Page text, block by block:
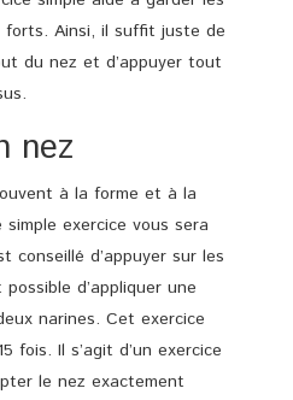
Ainsi, il suffit juste de
du nez et d’appuyer tout
nez
à la forme et à la
exercice vous sera
conseillé d’appuyer sur les
d’appliquer une
narines. Cet exercice
fois. Il s’agit d’un exercice
le nez exactement